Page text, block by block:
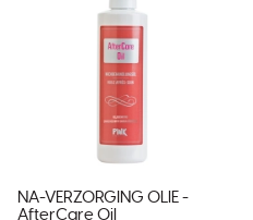
NA-VERZORGING OLIE -
AfterCare Oil